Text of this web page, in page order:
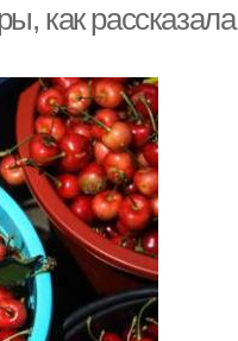
диет
как рассказала